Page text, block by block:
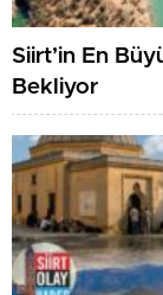
Siirt’in En
Bekliyor